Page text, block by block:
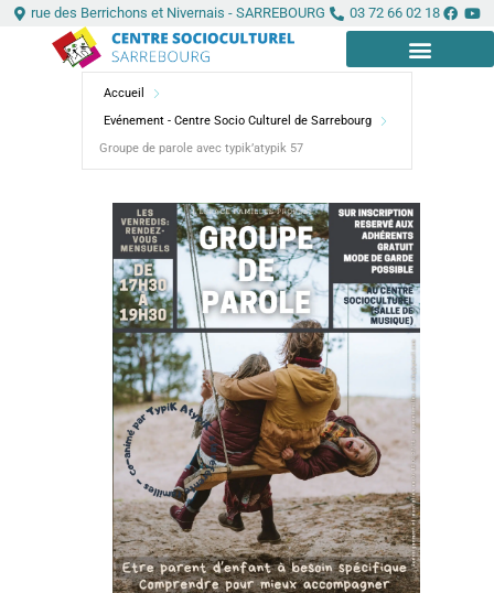
Aller rue des Berrichons et Nivernais - SARREBOURG 03 72 66 02 18
Accueil
Evénement - Centre Socio Culturel de Sarrebourg
Groupe de parole avec typik’atypik 57
Panneau de gestion des cookies